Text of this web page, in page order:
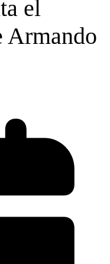
el
Armando